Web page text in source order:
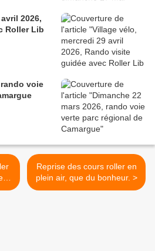
2026,
Roller Lib
rando voie
Reprise des cours roller en
plein air, que du bonheur. >